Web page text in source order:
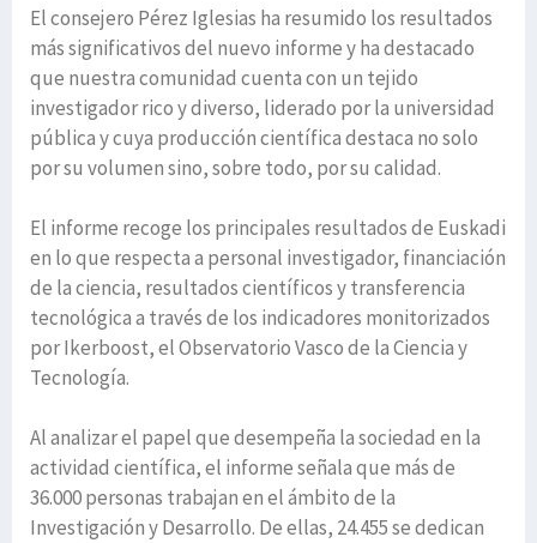
El consejero Pérez Iglesias ha resumido los resultados
más significativos del nuevo informe y ha destacado
que nuestra comunidad cuenta con un tejido
investigador rico y diverso, liderado por la universidad
pública y cuya producción científica destaca no solo
por su volumen sino, sobre todo, por su calidad.
El informe recoge los principales resultados de Euskadi
en lo que respecta a personal investigador, financiación
de la ciencia, resultados científicos y transferencia
tecnológica a través de los indicadores monitorizados
por Ikerboost, el Observatorio Vasco de la Ciencia y
Tecnología.
Al analizar el papel que desempeña la sociedad en la
actividad científica, el informe señala que más de
36.000 personas trabajan en el ámbito de la
Investigación y Desarrollo. De ellas, 24.455 se dedican